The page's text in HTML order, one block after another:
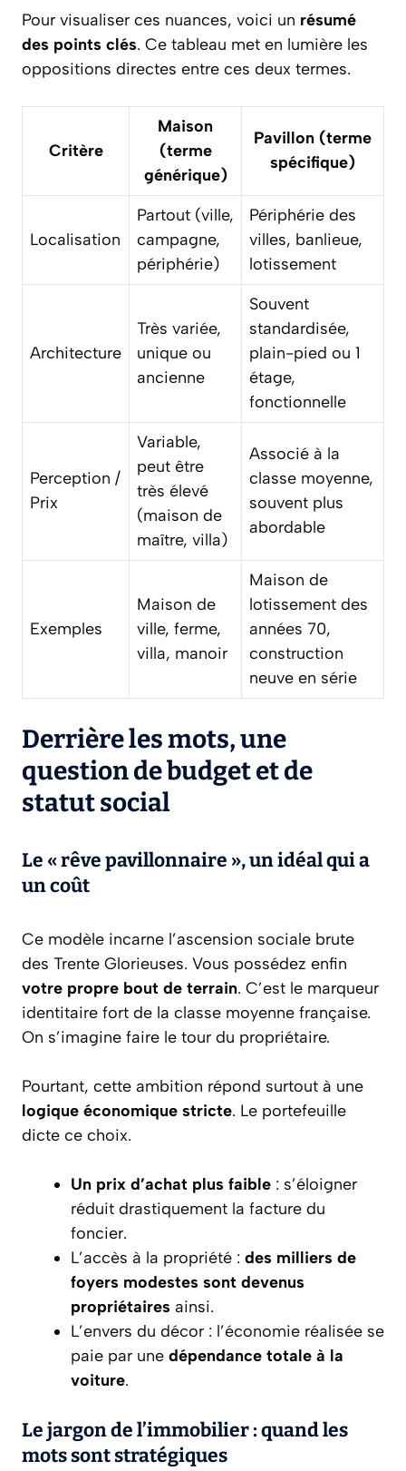
Pour visualiser ces nuances, voici un résumé
des points clés. Ce tableau met en lumière les
oppositions directes entre ces deux termes.
Critère
Maison
(terme
générique)
Pavillon (terme
spécifique)
Localisation
Partout (ville,
campagne,
périphérie)
Périphérie des
villes, banlieue,
lotissement
Architecture
Très variée,
unique ou
ancienne
Souvent
standardisée,
plain-pied ou 1
étage,
fonctionnelle
Perception /
Prix
Variable,
peut être
très élevé
(maison de
maître, villa)
Associé à la
classe moyenne,
souvent plus
abordable
Exemples
Maison de
ville, ferme,
villa, manoir
Maison de
lotissement des
années 70,
construction
neuve en série
Derrière les mots, une
question de budget et de
statut social
Le « rêve pavillonnaire », un idéal qui a
un coût
Ce modèle incarne l’ascension sociale brute
des Trente Glorieuses. Vous possédez enfin
votre propre bout de terrain. C’est le marqueur
identitaire fort de la classe moyenne française.
On s’imagine faire le tour du propriétaire.
Pourtant, cette ambition répond surtout à une
logique économique stricte. Le portefeuille
dicte ce choix.
Un prix d’achat plus faible : s’éloigner
réduit drastiquement la facture du
foncier.
L’accès à la propriété : des milliers de
foyers modestes sont devenus
propriétaires ainsi.
L’envers du décor : l’économie réalisée se
paie par une dépendance totale à la
voiture.
Le jargon de l’immobilier : quand les
mots sont stratégiques